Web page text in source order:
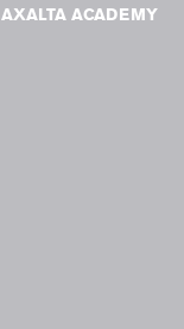
AXALTA ACADEMY